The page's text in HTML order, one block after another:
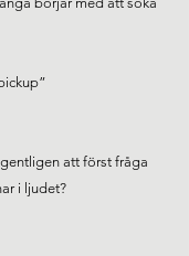
att först fråga
i ljudet?